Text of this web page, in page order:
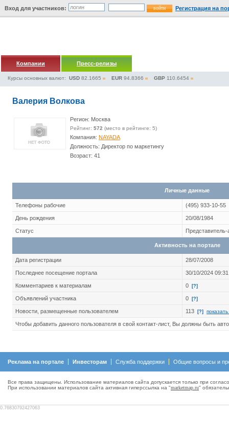
Вход для участников: Регистрация на
Компании Пресс-релизы
Курсы основных валют: USD 82.1665 EUR 94.8366 GBP 110.6454
Валерия Волкова
Регион: Москва
Рейтинг: 572 (место в рейтинге: 5)
Компания: NAYADA
Должность: Директор по маркетингу
Возраст: 41
Личные данные
Телефоны рабочие (495) 933-10-55
День рождения 20/08/1984
Статус
Активность на портале
Дата регистрации 28/07/2008
Последнее посещение портала 30/10/2024 09:31
Комментариев к материалам 0 [?]
Объявлений участника 0 [?]
Новости, размещенные пользователем 113 [?]
Чтобы добавить данного пользователя в свой контакт-лист, Вы должны быть
Реклама на портале Инвесторам Служба поддержки Общие вопросы и
Все права защищены. Использование материалов сайта допускается только при
При использовании материалов сайта активная гиперсcылка на "marketmap.ru"
0.76830792427063